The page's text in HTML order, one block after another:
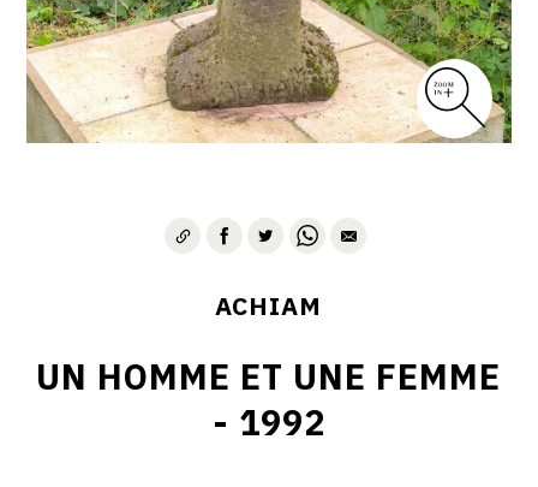
CONTACT
ACHIAM
UN HOMME ET UNE FEMME
- 1992